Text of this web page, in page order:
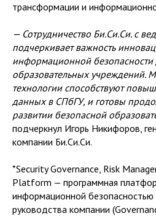
трансформации и
— Сотрудничество Би.Си.Си. с
подчеркивает важность
информационной
образовательных учреждений.
технологии способствуют
данных в СПбГУ, и готовы
развитии безопасной
подчеркнул Игорь Никифоров,
компании Би.Си.Си.
*Security Governance, Risk
Platform — программная
информационной
руководства компании